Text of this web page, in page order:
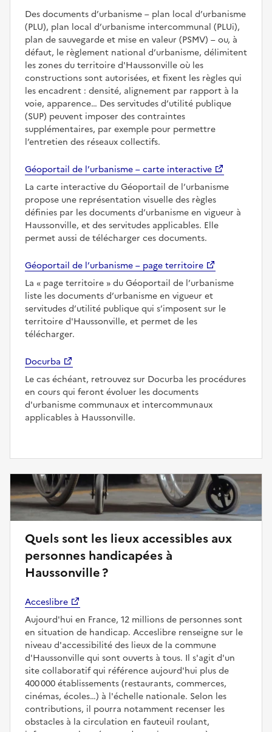
Des documents d’urbanisme – plan local d’urbanisme
(PLU), plan local d’urbanisme intercommunal (PLUi),
plan de sauvegarde et mise en valeur (PSMV) – ou, à
défaut, le règlement national d’urbanisme, délimitent
les zones du territoire d'Haussonville où les
constructions sont autorisées, et fixent les règles qui
les encadrent : densité, alignement par rapport à la
voie, apparence… Des servitudes d’utilité publique
(SUP) peuvent imposer des contraintes
supplémentaires, par exemple pour permettre
l’entretien des réseaux collectifs.
Géoportail de l’urbanisme – carte interactive
La carte interactive du Géoportail de l’urbanisme
propose une représentation visuelle des règles
définies par les documents d’urbanisme en vigueur à
Haussonville, et des servitudes applicables. Elle
permet aussi de télécharger ces documents.
Géoportail de l’urbanisme – page territoire
La
page territoire
du Géoportail de l’urbanisme
liste les documents d’urbanisme en vigueur et
servitudes d’utilité publique qui s’imposent sur le
territoire d'Haussonville, et permet de les
télécharger.
Docurba
Le cas échéant, retrouvez sur Docurba les procédures
en cours qui feront évoluer les documents
d'urbanisme communaux et intercommunaux
applicables à Haussonville.
Quels sont les lieux accessibles aux
personnes handicapées à
Haussonville ?
Acceslibre
Aujourd'hui en France, 12 millions de personnes sont
en situation de handicap. Acceslibre renseigne sur le
niveau d'accessibilité des lieux de la commune
d'Haussonville qui sont ouverts à tous. Il s'agit d'un
site collaboratif qui référence aujourd'hui plus de
400 000 établissements (restaurants, commerces,
cinémas, écoles…) à l'échelle nationale. Selon les
contributions, il pourra notamment recenser les
obstacles à la circulation en fauteuil roulant,